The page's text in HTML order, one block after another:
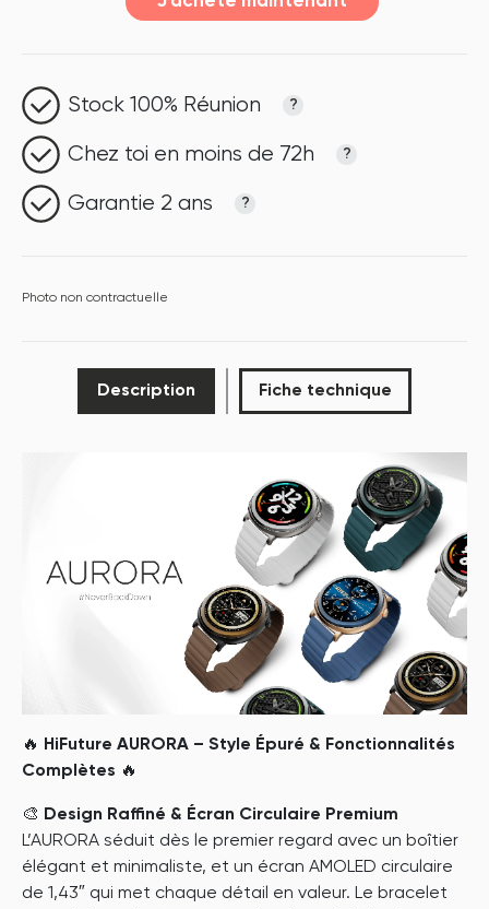
Stock 100% Réunion ?
Chez toi en moins de 72h ?
Garantie 2 ans ?
Photo non contractuelle
Description Fiche technique
🔥
HiFuture AURORA – Style Épuré & Fonctionnalités
Complètes 🔥
🎨 Design Raffiné & Écran Circulaire Premium
L’AURORA séduit dès le premier regard avec un boîtier
élégant et minimaliste, et un écran AMOLED circulaire
de 1,43″ qui met chaque détail en valeur. Le bracelet